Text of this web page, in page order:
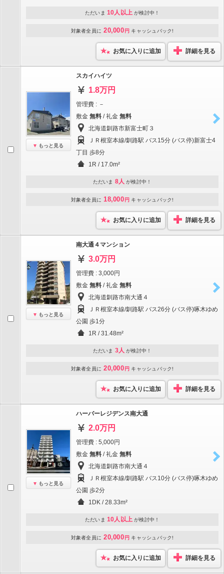
ただいま 10人以上 が検討中！
対象者全員に 20,000 円 キャッシュバック!
お気に入りに追加 詳細を見る
もっと見る
スカイハイツ
1.8万円
管理費 : －
敷金 無料 / 礼金 無料
北海道釧路市新富士町３
ＪＲ根室本線/釧路駅 バス15分 (バス停)新富士4
丁目 歩8分
1R / 17.0m²
ただいま 8人 が検討中！
対象者全員に 18,000 円 キャッシュバック!
お気に入りに追加 詳細を見る
もっと見る
南大通４マンション
3.0万円
管理費 : 3,000円
敷金 無料 / 礼金 無料
北海道釧路市南大通４
ＪＲ根室本線/釧路駅 バス26分 (バス停)啄木ゆめ
公園 歩1分
1R / 31.48m²
ただいま 3人 が検討中！
対象者全員に 20,000 円 キャッシュバック!
お気に入りに追加 詳細を見る
もっと見る
ハーバーレジデンス南大通
2.0万円
管理費 : 5,000円
敷金 無料 / 礼金 無料
北海道釧路市南大通４
ＪＲ根室本線/釧路駅 バス10分 (バス停)啄木ゆめ
公園 歩2分
1DK / 28.33m²
ただいま 10人以上 が検討中！
対象者全員に 20,000 円 キャッシュバック!
お気に入りに追加 詳細を見る